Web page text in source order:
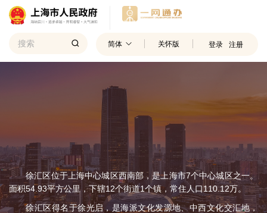
简体 关怀版 登录 注册
徐汇区位于上海中心城区西南部，是上海市7个中心城区之一。
面积54.93平方公里，下辖12个街道1个镇，常住人口110.12万。
徐汇区得名于徐光启，是海派文化发源地、中西文化交汇地，